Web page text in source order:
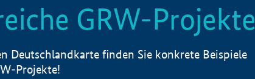
GRW-Projekte
Deutschlandkarte finden Sie konkrete Beispiele
Projekte!